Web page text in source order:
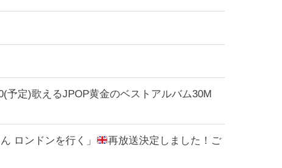
定)歌えるJPOP黄金のベストアルバム30M
ロンドンを行く」
再放送決定しました！ご